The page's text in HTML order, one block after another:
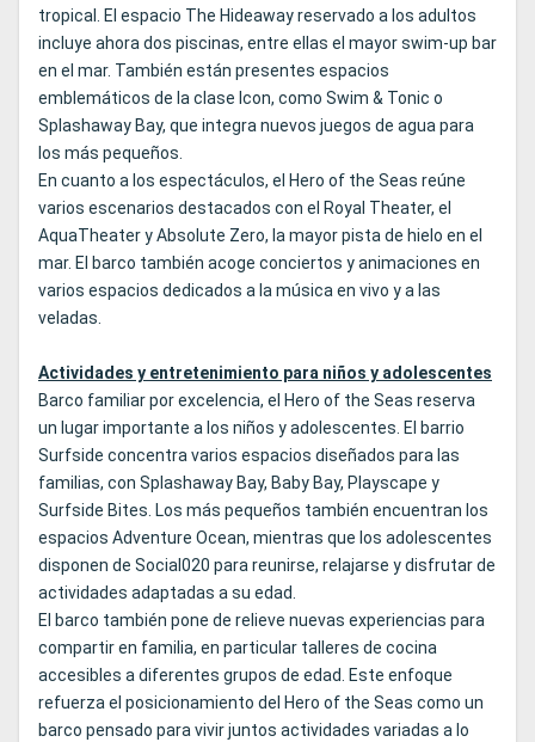
tropical. El espacio The Hideaway reservado a los adultos
incluye ahora dos piscinas, entre ellas el mayor swim-up bar
en el mar. También están presentes espacios
emblemáticos de la clase Icon, como Swim & Tonic o
Splashaway Bay, que integra nuevos juegos de agua para
los más pequeños.
En cuanto a los espectáculos, el Hero of the Seas reúne
varios escenarios destacados con el Royal Theater, el
AquaTheater y Absolute Zero, la mayor pista de hielo en el
mar. El barco también acoge conciertos y animaciones en
varios espacios dedicados a la música en vivo y a las
veladas.
Actividades y entretenimiento para niños y adolescentes
Barco familiar por excelencia, el Hero of the Seas reserva
un lugar importante a los niños y adolescentes. El barrio
Surfside concentra varios espacios diseñados para las
familias, con Splashaway Bay, Baby Bay, Playscape y
Surfside Bites. Los más pequeños también encuentran los
espacios Adventure Ocean, mientras que los adolescentes
disponen de Social020 para reunirse, relajarse y disfrutar de
actividades adaptadas a su edad.
El barco también pone de relieve nuevas experiencias para
compartir en familia, en particular talleres de cocina
accesibles a diferentes grupos de edad. Este enfoque
refuerza el posicionamiento del Hero of the Seas como un
barco pensado para vivir juntos actividades variadas a lo